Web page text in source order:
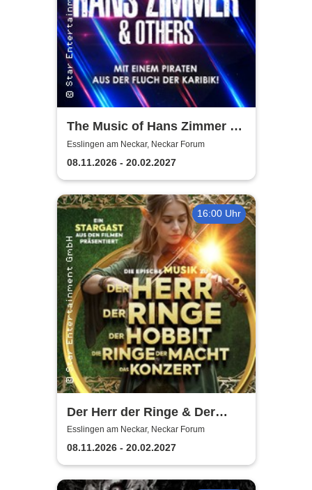
The Music of Hans Zimmer &
Others - A Celebration of Film
Music
Esslingen am Neckar, Neckar Forum
08.11.2026 - 20.02.2027
16:00 Uhr
Der Herr der Ringe & Der
Hobbit
Esslingen am Neckar, Neckar Forum
08.11.2026 - 20.02.2027